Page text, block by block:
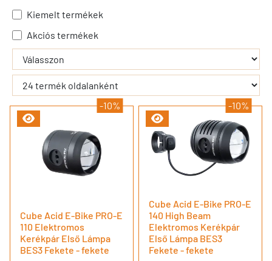
Kiemelt termékek
Akciós termékek
- - filter_submit - -
-10%
Cube Acid E-Bike PRO-E
110 Elektromos
Kerékpár Első Lámpa
BES3 Fekete - fekete
-10%
Cube Acid E-Bike PRO-E
140 High Beam
Elektromos Kerékpár
Első Lámpa BES3
Fekete - fekete